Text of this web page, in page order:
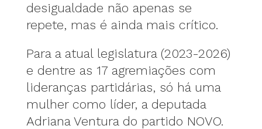
desigualdade não apenas se
repete, mas é ainda mais crítico.
Para a atual legislatura (2023-2026)
e dentre as 17 agremiações com
lideranças partidárias, só há uma
mulher como líder, a deputada
Adriana Ventura do partido NOVO.